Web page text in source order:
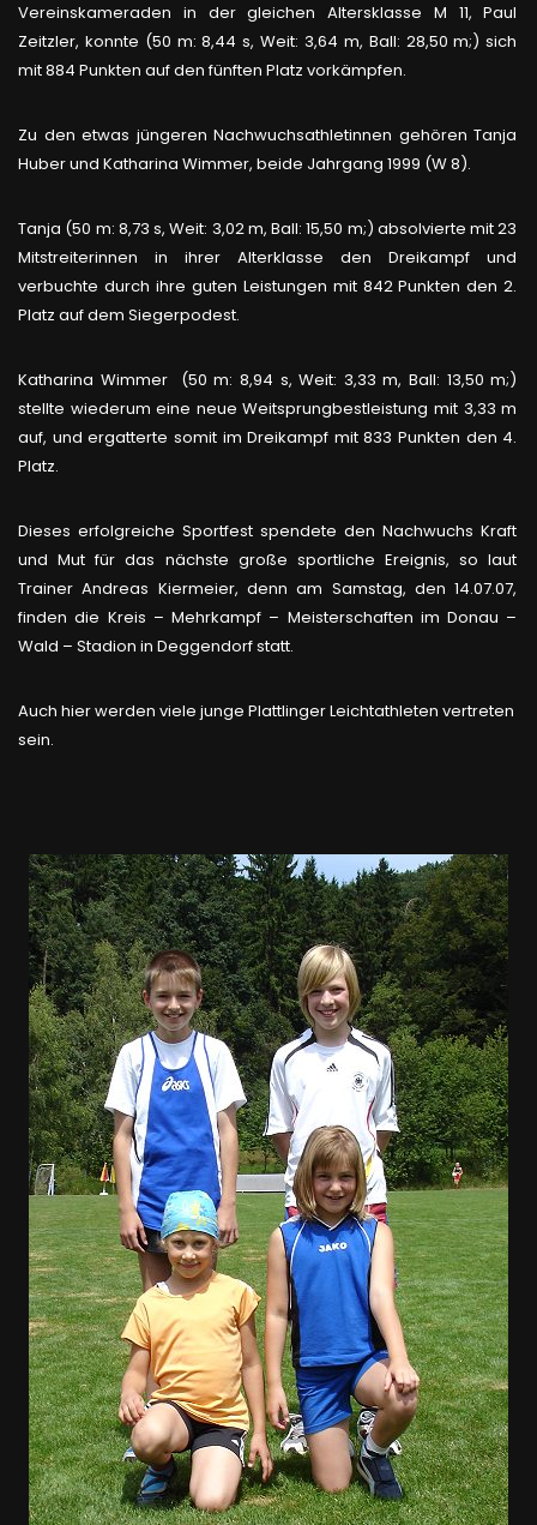
Vereinskameraden in der gleichen Altersklasse M 11, Paul
Zeitzler, konnte (50 m: 8,44 s, Weit: 3,64 m, Ball: 28,50 m;) sich
mit 884 Punkten auf den fünften Platz vorkämpfen.
Zu den etwas jüngeren Nachwuchsathletinnen gehören Tanja
Huber und Katharina Wimmer, beide Jahrgang 1999 (W 8).
Tanja (50 m: 8,73 s, Weit: 3,02 m, Ball: 15,50 m;) absolvierte mit 23
Mitstreiterinnen in ihrer Alterklasse den Dreikampf und
verbuchte durch ihre guten Leistungen mit 842 Punkten den 2.
Platz auf dem Siegerpodest.
Katharina Wimmer (50 m: 8,94 s, Weit: 3,33 m, Ball: 13,50 m;)
stellte wiederum eine neue Weitsprungbestleistung mit 3,33 m
auf, und ergatterte somit im Dreikampf mit 833 Punkten den 4.
Platz.
Dieses erfolgreiche Sportfest spendete den Nachwuchs Kraft
und Mut für das nächste große sportliche Ereignis, so laut
Trainer Andreas Kiermeier, denn am Samstag, den 14.07.07,
finden die Kreis – Mehrkampf – Meisterschaften im Donau –
Wald – Stadion in Deggendorf statt.
Auch hier werden viele junge Plattlinger Leichtathleten vertreten
sein.